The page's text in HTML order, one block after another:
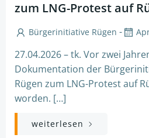
zum LNG-Protest auf
Bürgerinitiative Rügen -
27.04.2026 – tk. Vor zwei
Dokumentation der
Rügen zum LNG-Protest auf
worden. […]
weiterlesen